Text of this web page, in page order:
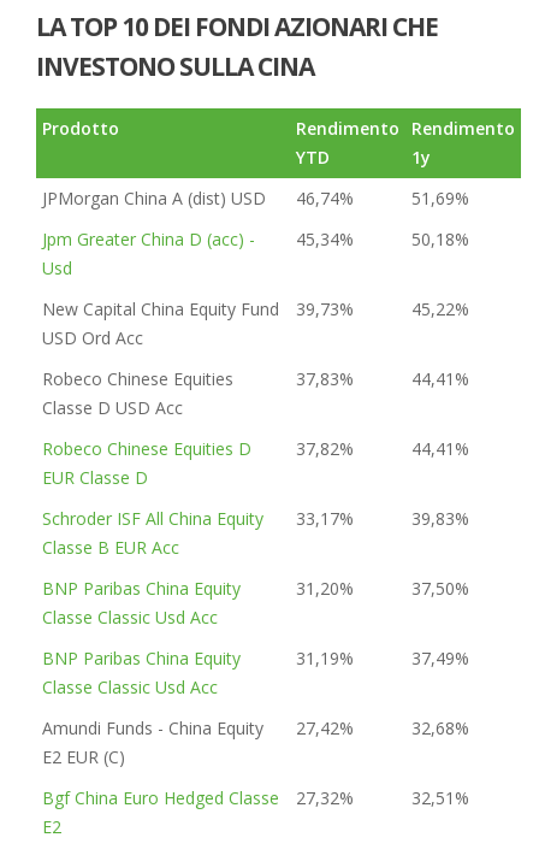
LA TOP 10 DEI FONDI AZIONARI CHE
INVESTONO SULLA CINA
Prodotto
Rendimento
YTD
Rendimento
1y
JPMorgan China A (dist) USD
46,74%
51,69%
Jpm Greater China D (acc) -
Usd
45,34% 50,18%
New Capital China Equity Fund
USD Ord Acc
39,73% 45,22%
Robeco Chinese Equities
Classe D USD Acc
37,83% 44,41%
Robeco Chinese Equities D
EUR Classe D
37,82% 44,41%
Schroder ISF All China Equity
Classe B EUR Acc
33,17% 39,83%
BNP Paribas China Equity
Classe Classic Usd Acc
31,20% 37,50%
BNP Paribas China Equity
Classe Classic Usd Acc
31,19% 37,49%
Amundi Funds - China Equity
E2 EUR (C)
27,42% 32,68%
Bgf China Euro Hedged Classe
E2
27,32% 32,51%